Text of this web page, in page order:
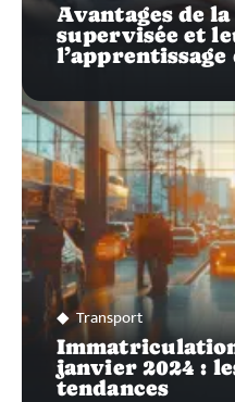
Avantages de
supervisée et
Transport
janvier 2024 :
tendances